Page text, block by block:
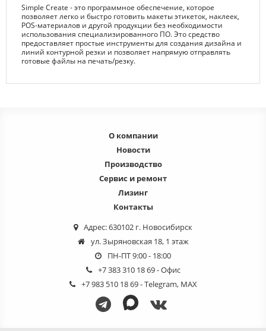
Simple Create - это программное обеспечение, которое
позволяет легко и быстро готовить макеты этикеток, наклеек,
POS-материалов и другой продукции без необходимости
использования специализированного ПО. Это средство
предоставляет простые инструменты для создания дизайна и
линий контурной резки и позволяет напрямую отправлять
готовые файлы на печать/резку.
О компании
Новости
Производство
Сервис и ремонт
Лизинг
Контакты
Адрес: 630102 г. Новосибирск
ул. Зыряновская 18, 1 этаж
ПН-ПТ 9:00 - 18:00
+7 383 310 18 69- Офис
+7 983 510 18 69- Telegram, MAX